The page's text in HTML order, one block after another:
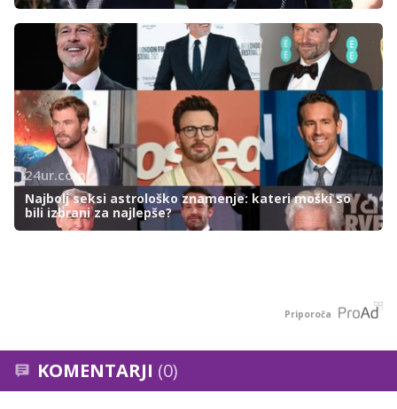
24ur.com
Najbolj seksi astrološko znamenje: kateri moški so
bili izbrani za najlepše?
Priporoča
KOMENTARJI (0)